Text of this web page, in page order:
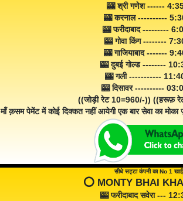
🎰 श्री गणेश ------
🎰 करनाल ----------
🎰 फरीदाबाद ---------
🎰 गोवा किंग --------
🎰 गाजियाबाद -------
🎰 दुबई गोल्ड --------
🎰 गली -----------
🎰 दिसावर ----------
((जोड़ी रेट 10=960/-)) ((हरूफ़
माँ क़सम पेमेंट में कोई दिक्कत नहीं आयेगी एक बार सेवा का
सीधे सट्टा कंपनी का No 1
⭕️ MONTY BHAI
🎰 फरीदाबाद सवेरा ---